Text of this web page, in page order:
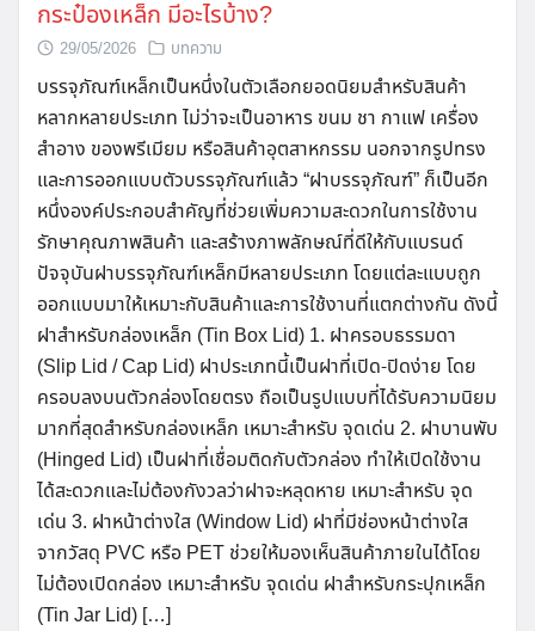
กระป๋องเหล็ก มีอะไรบ้าง?
29/05/2026 บทความ
บรรจุภัณฑ์เหล็กเป็นหนึ่งในตัวเลือกยอดนิยมสำหรับสินค้า
หลากหลายประเภท ไม่ว่าจะเป็นอาหาร ขนม ชา กาแฟ เครื่อง
สำอาง ของพรีเมียม หรือสินค้าอุตสาหกรรม นอกจากรูปทรง
และการออกแบบตัวบรรจุภัณฑ์แล้ว “ฝาบรรจุภัณฑ์” ก็เป็นอีก
หนึ่งองค์ประกอบสำคัญที่ช่วยเพิ่มความสะดวกในการใช้งาน
รักษาคุณภาพสินค้า และสร้างภาพลักษณ์ที่ดีให้กับแบรนด์
ปัจจุบันฝาบรรจุภัณฑ์เหล็กมีหลายประเภท โดยแต่ละแบบถูก
ออกแบบมาให้เหมาะกับสินค้าและการใช้งานที่แตกต่างกัน ดังนี้
ฝาสำหรับกล่องเหล็ก (Tin Box Lid) 1. ฝาครอบธรรมดา
(Slip Lid / Cap Lid) ฝาประเภทนี้เป็นฝาที่เปิด-ปิดง่าย โดย
ครอบลงบนตัวกล่องโดยตรง ถือเป็นรูปแบบที่ได้รับความนิยม
มากที่สุดสำหรับกล่องเหล็ก เหมาะสำหรับ จุดเด่น 2. ฝาบานพับ
(Hinged Lid) เป็นฝาที่เชื่อมติดกับตัวกล่อง ทำให้เปิดใช้งาน
ได้สะดวกและไม่ต้องกังวลว่าฝาจะหลุดหาย เหมาะสำหรับ จุด
เด่น 3. ฝาหน้าต่างใส (Window Lid) ฝาที่มีช่องหน้าต่างใส
จากวัสดุ PVC หรือ PET ช่วยให้มองเห็นสินค้าภายในได้โดย
ไม่ต้องเปิดกล่อง เหมาะสำหรับ จุดเด่น ฝาสำหรับกระปุกเหล็ก
(Tin Jar Lid) […]